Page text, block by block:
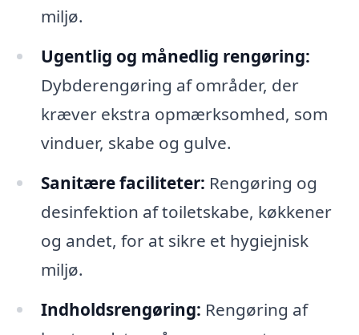
miljø.
Ugentlig og månedlig rengøring:
Dybderengøring af områder, der
kræver ekstra opmærksomhed, som
vinduer, skabe og gulve.
Sanitære faciliteter: Rengøring og
desinfektion af toiletskabe, køkkener
og andet, for at sikre et hygiejnisk
miljø.
Indholdsrengøring: Rengøring af